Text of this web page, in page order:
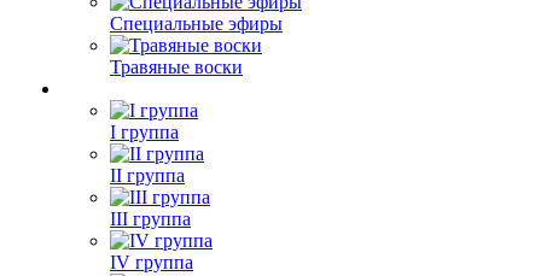
Специальные эфиры
Травяные воски
I группа
II группа
III группа
IV группа